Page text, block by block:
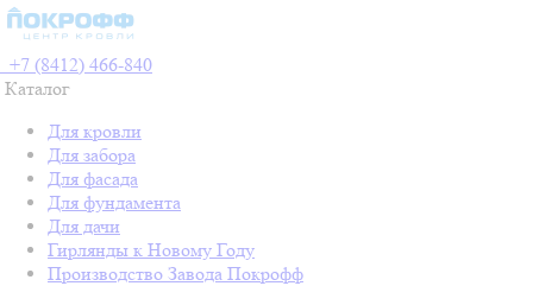
+7 (8412) 466-840
Каталог
Для кровли
Для забора
Для фасада
Для фундамента
Для дачи
Гирлянды к Новому Году
Производство Завода Покрофф